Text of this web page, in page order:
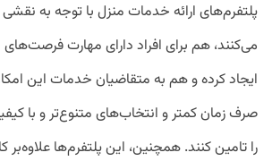
پلتفرم‌های ارائه خدمات منزل با توجه به نقشی
می‌کنند، هم برای افراد دارای مهارت
ایجاد کرده و هم به متقاضیان خدمات این
صرف زمان کمتر و انتخاب‌های متنوع‌تر و با
را تامین کنند. همچنین، این پلتفرم‌ها